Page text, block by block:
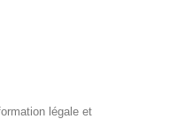
légale et